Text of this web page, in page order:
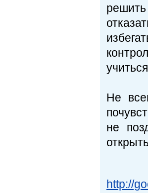
решить
Не
не
http://